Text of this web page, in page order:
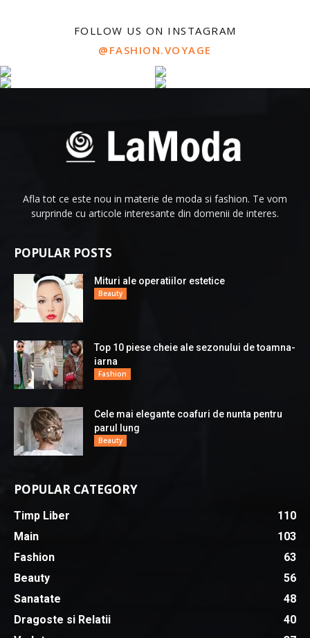
FOLLOW US ON INSTAGRAM
@FASHION.VOYAGE
Afla tot ce este nou in materie de moda si fashion. Te vom
surprinde cu articole interesante din domenii de interes.
POPULAR POSTS
Mituri ale operatiilor estetice
Beauty
Top 10 piese cheie ale sezonului de toamna-
iarna
Fashion
Cele mai elegante coafuri de nunta pentru
parul lung
Beauty
POPULAR CATEGORY
Timp Liber
110
Main
103
Fashion
63
Beauty
56
Sanatate
48
Dragoste si Relatii
40